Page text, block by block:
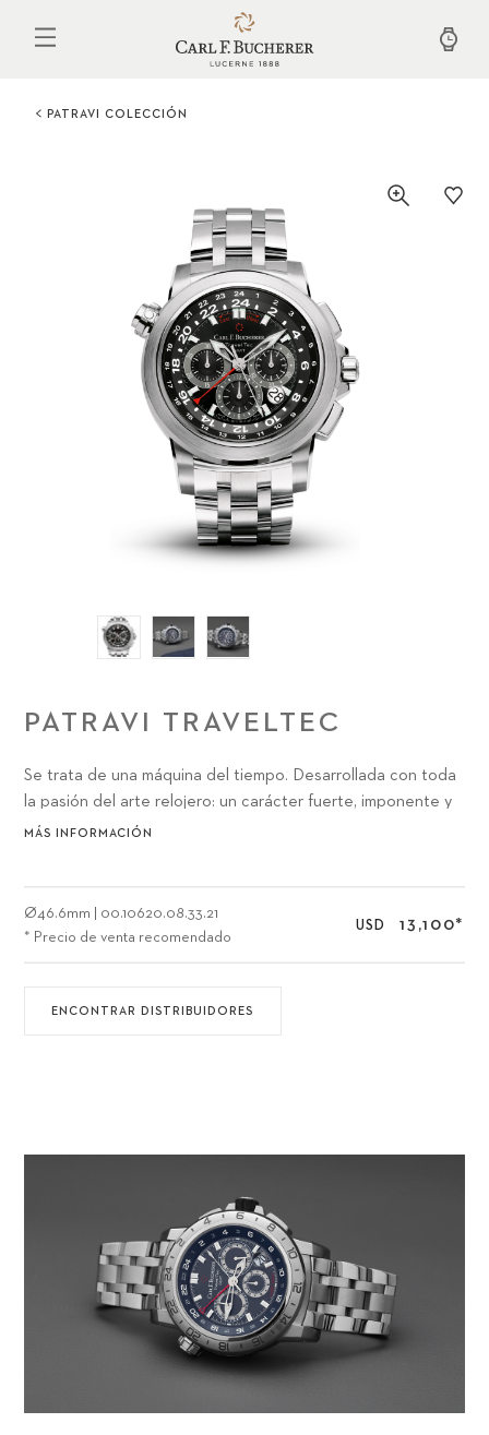
contenido
PATRAVI COLECCIÓN
PATRAVI TRAVELTEC
Se trata de una máquina del tiempo. Desarrollada con toda
la pasión del arte relojero: un carácter fuerte, imponente y
armonioso a la vez.
MÁS INFORMACIÓN
Ø46.6mm
00.10620.08.33.21
* Precio de venta recomendado
USD 13,100*
ENCONTRAR DISTRIBUIDORES